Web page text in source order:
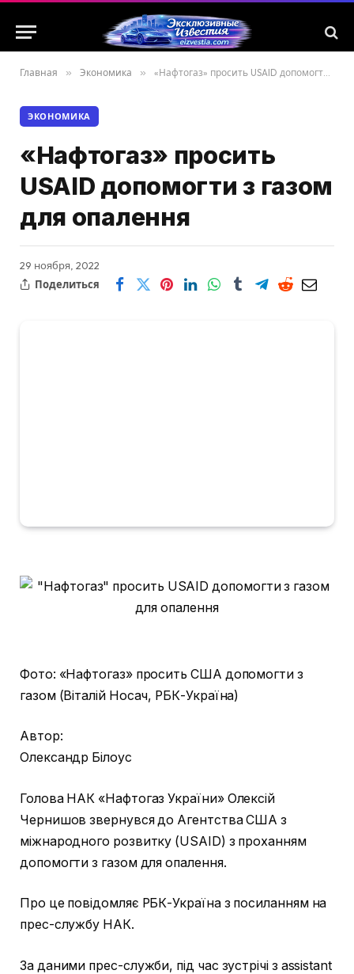
Главная » Экономика » «Нафтогаз» просить USAID допомогти з газом для опалення
ЭКОНОМИКА
«Нафтогаз» просить
USAID допомогти з газом
для опалення
29 ноября, 2022
Поделиться
Фото: «Нафтогаз» просить США допомогти з
газом (Віталій Носач, РБК-Україна)
Автор:
Олександр Білоус
Голова НАК «Нафтогаз України» Олексій
Чернишов звернувся до Агентства США з
міжнародного розвитку (USAID) з проханням
допомогти з газом для опалення.
Про це повідомляє РБК-Україна з посиланням на
прес-службу НАК.
За даними прес-служби, під час зустрічі з assistant